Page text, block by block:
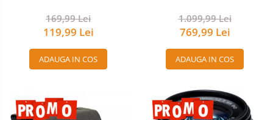
169,99 Lei
119,99 Lei
ADAUGA IN COS
1.099,99 Lei
769,99 Lei
ADAUGA IN COS